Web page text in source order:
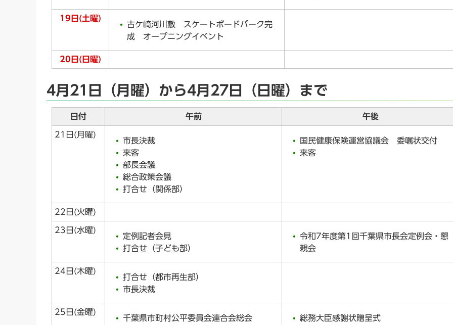
19日(土曜)
古ケ崎河川敷 スケートボードパーク完
成 オープニングイベント
20日(日曜)
4月21日（月曜）から4月27日（日曜）まで
日付 午前 午後
21日(月曜)
市長決裁
来客
部長会議
総合政策会議
打合せ（関係部）
国民健康保険運営協議会 委嘱状交付
来客
22日(火曜)
23日(水曜)
定例記者会見
打合せ（子ども部）
令和7年度第1回千葉県市長会定例会・懇
親会
24日(木曜)
打合せ（都市再生部）
市長決裁
25日(金曜)
千葉県市町村公平委員会連合会総会
総務大臣感謝状贈呈式